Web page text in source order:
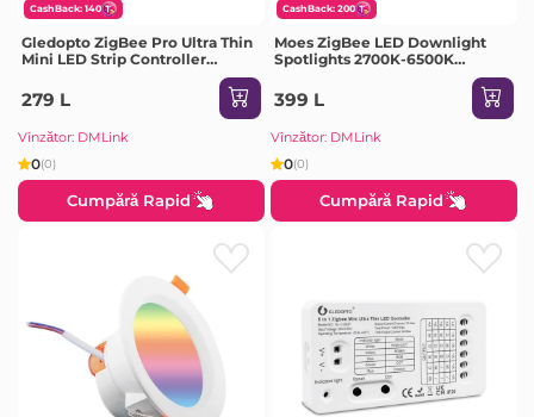
CashBack: 140
Gledopto ZigBee Pro Ultra Thin
Mini LED Strip Controller
WW/CW (GL-C-006P(Mini)),
DC5~24V, 3A/CH, max 6A
output, max 144W output
279 L
Vînzător: DMLink
0(0)
Cumpără Rapid
CashBack: 200
Moes ZigBee LED Downlight
Spotlights 2700K-6500K
RCB+C+W, 1055lm, Beam Angle
120°, 9W
399 L
Vînzător: DMLink
0(0)
Cumpără Rapid